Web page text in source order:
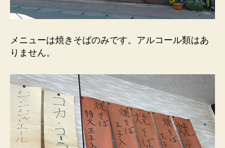
メニューは焼きそばのみです。アルコール類はあ
りません。